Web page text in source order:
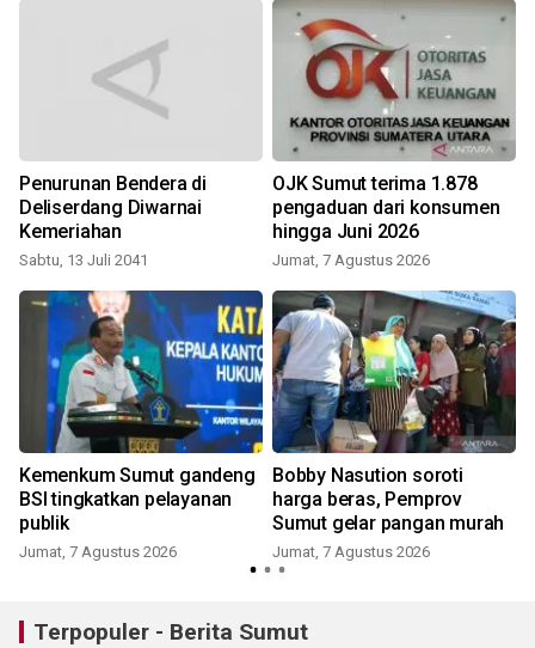
Penurunan Bendera di
Deliserdang Diwarnai
Kemeriahan
Sabtu, 13 Juli 2041
OJK Sumut terima 1.878
pengaduan dari konsumen
hingga Juni 2026
Jumat, 7 Agustus 2026
Kemenkum Sumut gandeng
BSI tingkatkan pelayanan
publik
Jumat, 7 Agustus 2026
Bobby Nasution soroti
harga beras, Pemprov
Sumut gelar pangan murah
Jumat, 7 Agustus 2026
Terpopuler - Berita Sumut